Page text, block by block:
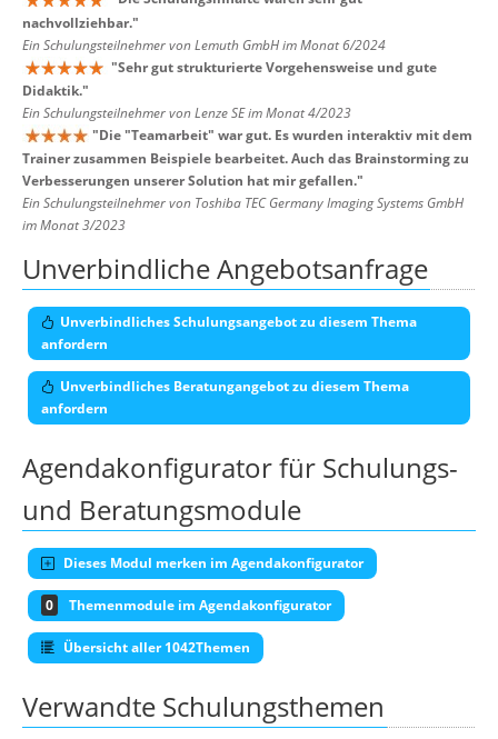
nachvollziehbar."
Ein Schulungsteilnehmer von Lemuth GmbH im Monat 6/2024
"Sehr gut strukturierte Vorgehensweise und gute
Didaktik."
Ein Schulungsteilnehmer von Lenze SE im Monat 4/2023
"Die "Teamarbeit" war gut. Es wurden interaktiv mit dem
Trainer zusammen Beispiele bearbeitet. Auch das Brainstorming zu
Verbesserungen unserer Solution hat mir gefallen."
Ein Schulungsteilnehmer von Toshiba TEC Germany Imaging Systems GmbH
im Monat 3/2023
Unverbindliche Angebotsanfrage
Unverbindliches Schulungsangebot zu diesem Thema
anfordern
Unverbindliches Beratungangebot zu diesem Thema
anfordern
Agendakonfigurator für Schulungs-
und Beratungsmodule
Dieses Modul merken im Agendakonfigurator
0 Themenmodule im Agendakonfigurator
Übersicht aller 1042Themen
Verwandte Schulungsthemen